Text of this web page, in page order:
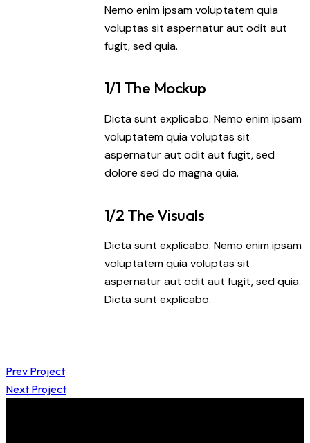
Nemo enim ipsam voluptatem quia
voluptas sit aspernatur aut odit aut
fugit, sed quia.
1/1 The Mockup
Dicta sunt explicabo. Nemo enim ipsam
voluptatem quia voluptas sit
aspernatur aut odit aut fugit, sed
dolore sed do magna quia.
1/2 The Visuals
Dicta sunt explicabo. Nemo enim ipsam
voluptatem quia voluptas sit
aspernatur aut odit aut fugit, sed quia.
Dicta sunt explicabo.
Prev Project
Next Project